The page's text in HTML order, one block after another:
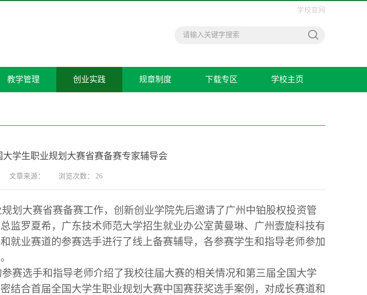
学校官网
教学管理 创业实践 规章制度 下载专区 学校主页
学生职业规划大赛省赛备赛专家辅导会
文章来源： 浏览次数： 26
划大赛省赛备赛工作，创新创业学院先后邀请了广州中铂股权投资管
监罗夏希，广东技术师范大学招生就业办公室黄曼琳、广州壹旋科技有
就业赛道的参赛选手进行了线上备赛辅导，各参赛学生和指导老师参加
赛选手和指导老师介绍了我校往届大赛的相关情况和第三届全国大学
结合首届全国大学生职业规划大赛中国赛获奖选手案例，对成长赛道和